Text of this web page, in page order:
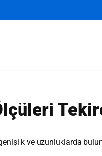
ve uzunluklarda